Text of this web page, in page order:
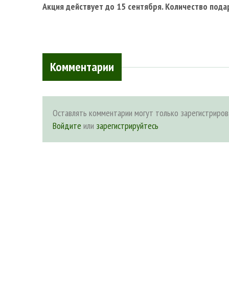
Акция действует до 15 сентября.Количество
Комментарии
Оставлять комментарии могут только
Войдите или зарегистрируйтесь